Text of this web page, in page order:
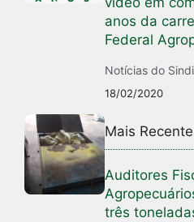
anos da
Federal
Notícias do
18/02/2020
Mais
Auditores
três